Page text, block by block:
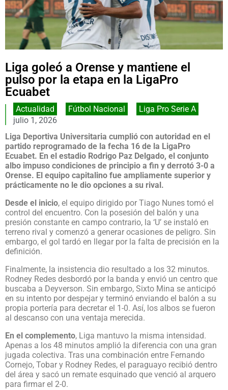
Liga goleó a Orense y mantiene el
pulso por la etapa en la LigaPro
Ecuabet
Actualidad Fútbol Nacional
Liga Pro Serie A
julio 1, 2026
Liga Deportiva Universitaria cumplió con autoridad en el
partido reprogramado de la fecha 16 de la LigaPro
Ecuabet. En el estadio Rodrigo Paz Delgado, el conjunto
albo impuso condiciones de principio a fin y derrotó 3-0 a
Orense. El equipo capitalino fue ampliamente superior y
prácticamente no le dio opciones a su rival.
Desde el inicio, el equipo dirigido por Tiago Nunes tomó el
control del encuentro. Con la posesión del balón y una
presión constante en campo contrario, la ‘U’ se instaló en
terreno rival y comenzó a generar ocasiones de peligro. Sin
embargo, el gol tardó en llegar por la falta de precisión en la
definición.
Finalmente, la insistencia dio resultado a los 32 minutos.
Rodney Redes desbordó por la banda y envió un centro que
buscaba a Deyverson. Sin embargo, Sixto Mina se anticipó
en su intento por despejar y terminó enviando el balón a su
propia portería para decretar el 1-0. Así, los albos se fueron
al descanso con una ventaja merecida.
En el complemento, Liga mantuvo la misma intensidad.
Apenas a los 48 minutos amplió la diferencia con una gran
jugada colectiva. Tras una combinación entre Fernando
Cornejo, Tobar y Rodney Redes, el paraguayo recibió dentro
del área y sacó un remate esquinado que venció al arquero
para firmar el 2-0.